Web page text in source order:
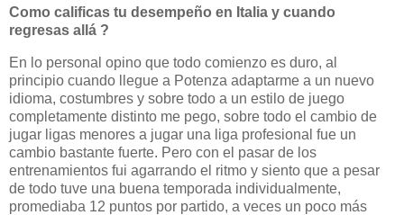
Como calificas tu desempeño en Italia y cuando
regresas allá ?
En lo personal opino que todo comienzo es duro, al
principio cuando llegue a Potenza adaptarme a un nuevo
idioma, costumbres y sobre todo a un estilo de juego
completamente distinto me pego, sobre todo el cambio de
jugar ligas menores a jugar una liga profesional fue un
cambio bastante fuerte. Pero con el pasar de los
entrenamientos fui agarrando el ritmo y siento que a pesar
de todo tuve una buena temporada individualmente,
promediaba 12 puntos por partido, a veces un poco más